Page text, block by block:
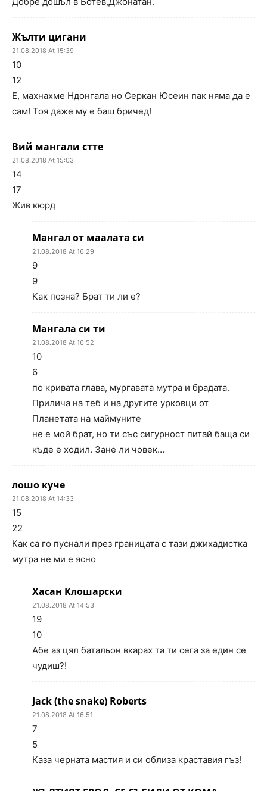
Жълти цигани
21.08.2018 At 15:39
10
12
Е, махнахме Ндонгала но Серкан Юсеин пак няма да е
сам! Тоя даже му е баш бричед!
Вий мангали стте
21.08.2018 At 15:03
14
17
Жив кюрд
Мангал от маалата си
21.08.2018 At 16:29
9
9
Как позна? Брат ти ли е?
Мангала си ти
21.08.2018 At 16:52
10
6
по кривата глава, мургавата мутра и брадата.
Прилича на теб и на другите урковци от
Планетата на маймуните
не е мой брат, но ти със сигурност питай баща си
къде е ходил. Зане ли човек…
лошо куче
21.08.2018 At 14:33
15
22
Как са го пуснали през границата с тази джихадистка
мутра не ми е ясно
Хасан Клошарски
21.08.2018 At 14:53
19
10
Абе аз цял батальон вкарах та ти сега за един се
чудиш?!
Jack (the snake) Roberts
21.08.2018 At 16:51
7
5
Каза черната мастия и си облиза краставия гъз!